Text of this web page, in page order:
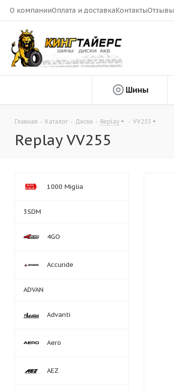
О компанииОплата и доставкаКонтактыОтзывы
Шины
Главная - Каталог - Диски - Replay - VV255
Replay VV255
1000 Miglia
3SDM
4GO
Accuride
ADVAN
Advanti
Aero
AEZ